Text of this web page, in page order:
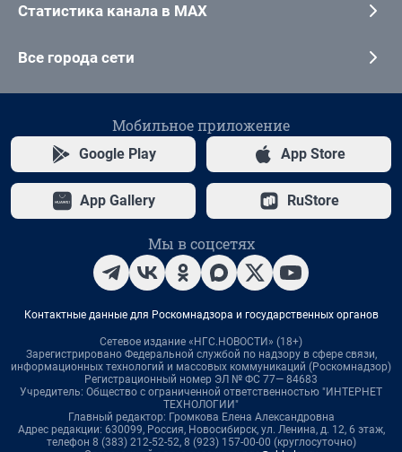
Статистика канала в MAX
Все города сети
Мобильное приложение
Google Play App Store
App Gallery RuStore
Мы в соцсетях
Контактные данные для Роскомнадзора и государственных органов
Сетевое издание «НГС.НОВОСТИ» (18+)
Зарегистрировано Федеральной службой по надзору в сфере связи,
информационных технологий и массовых коммуникаций (Роскомнадзор)
Регистрационный номер ЭЛ № ФС 77— 84683
Учредитель: Общество с ограниченной ответственностью "ИНТЕРНЕТ
ТЕХНОЛОГИИ"
Главный редактор: Громкова Елена Александровна
Адрес редакции: 630099, Россия, Новосибирск, ул. Ленина, д. 12, 6 этаж,
телефон 8 (383) 212-52-52, 8 (923) 157-00-00 (круглосуточно)